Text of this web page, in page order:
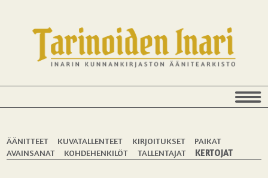
ÄÄNITTEET KUVATALLENTEET KIRJOITUKSET
PAIKAT
AVAINSANAT
KOHDEHENKILÖT TALLENTAJAT KERTOJAT